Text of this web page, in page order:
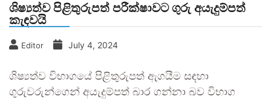
ශිෂ්‍යත්ව පිළිතුරුපත් පරීක්ෂාවට ගුරු අයැදුම්පත්
කැඳවයි
Editor July 4, 2024
ශිෂ්‍යත්ව විභාගයේ පිළිතුරුපත් ඇගයීම සඳහා
ගුරුවරුන්ගෙන් අයැදුම්පත් බාර ගන්නා බව විභාග